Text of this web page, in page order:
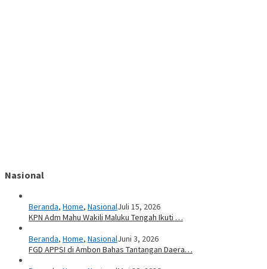
Nasional
Beranda, Home, NasionalJuli 15, 2026
KPN Adm Mahu Wakili Maluku Tengah Ikuti …
Beranda, Home, NasionalJuni 3, 2026
FGD APPSI di Ambon Bahas Tantangan Daera…